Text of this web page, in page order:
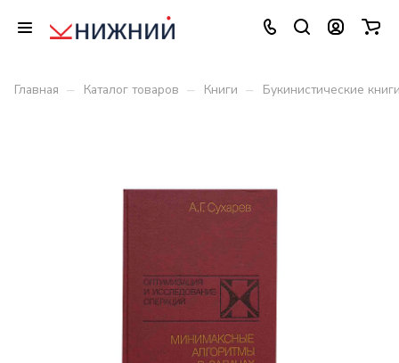
Главная – Каталог товаров – Книги – Букинистические